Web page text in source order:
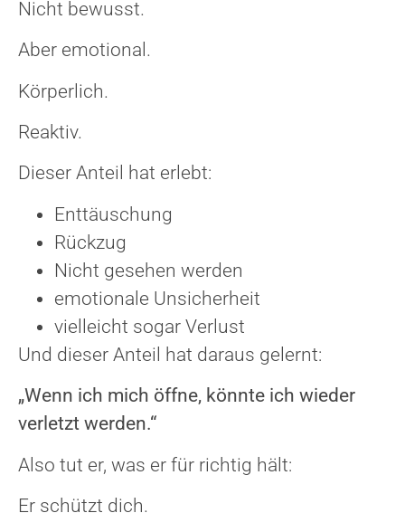
Nicht bewusst.
Aber emotional.
Körperlich.
Reaktiv.
Dieser Anteil hat erlebt:
Enttäuschung
Rückzug
Nicht gesehen werden
emotionale Unsicherheit
vielleicht sogar Verlust
Und dieser Anteil hat daraus gelernt:
„Wenn ich mich öffne, könnte ich wieder
verletzt werden.“
Also tut er, was er für richtig hält:
Er schützt dich.